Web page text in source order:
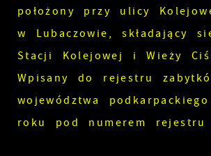
położony przy ulicy
w Lubaczowie, składający
Stacji Kolejowej i Wieży
Wpisany do rejestru
województwa
roku pod numerem rejestru